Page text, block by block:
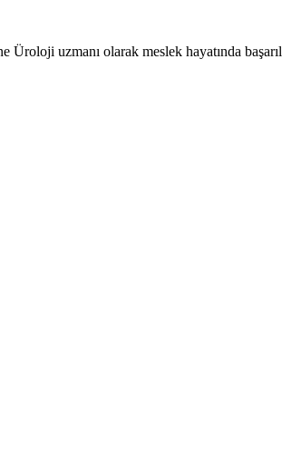
uzmanı olarak meslek hayatında